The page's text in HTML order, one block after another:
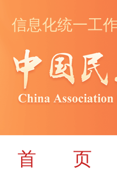
信息化统一工
首 页